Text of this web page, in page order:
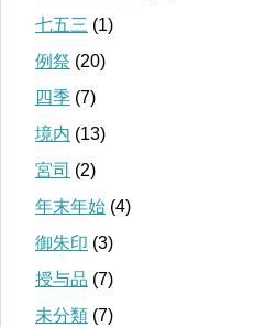
七五三 (1)
例祭 (20)
四季 (7)
境内 (13)
宮司 (2)
年末年始 (4)
御朱印 (3)
授与品 (7)
未分類 (7)